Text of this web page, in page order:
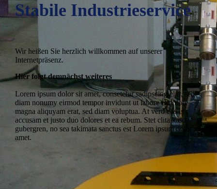
Stabile Industrieservice
Wir heißen Sie herzlich willkommen auf unserer
Internetpräsenz.
Hier folgt demnächst weiteres
Lorem ipsum dolor sit amet, consetetur sadipscing elitr, sed
diam nonumy eirmod tempor invidunt ut labore et dolore
magna aliquyam erat, sed diam voluptua. At vero eos et
accusam et justo duo dolores et ea rebum. Stet clita kasd
gubergren, no sea takimata sanctus est Lorem ipsum dolor sit
amet.